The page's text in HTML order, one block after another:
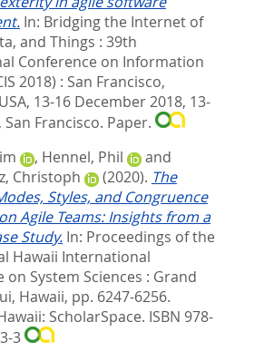
In: Bridging the Internet of
and Things : 39th
Conference on Information
2018) : San Francisco,
13-16 December 2018, 13-
San Francisco. Paper.
, Hennel, Phil
and
Christoph
(2020). The
Styles, and Congruence
Agile Teams: Insights from a
Study. In: Proceedings of the
Hawaii International
on System Sciences : Grand
Hawaii, pp. 6247-6256.
ScholarSpace. ISBN 978-
3